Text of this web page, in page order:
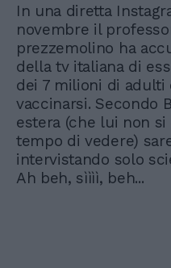
In una diretta
novembre il
prezzemolino ha
della tv italiana di
dei 7 milioni di
vaccinarsi. Secondo
estera (che lui non
tempo di vedere)
intervistando solo
Ah beh, sìììì, beh...